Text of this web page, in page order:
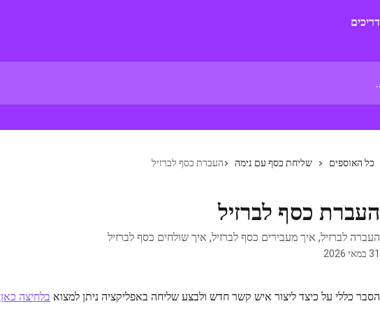
כל האוספים שליחת כסף עם נימה העברת כסף לברזיל
העברת כסף לברזיל
העברה לברזיל, איך מעבירים כסף לברזיל, איך שולחים כסף לברזיל
31 במאי 2026
הסבר כללי על כיצד ליצור איש קשר חדש ולבצע שליחה באפליקציה ניתן למצוא בלחיצה